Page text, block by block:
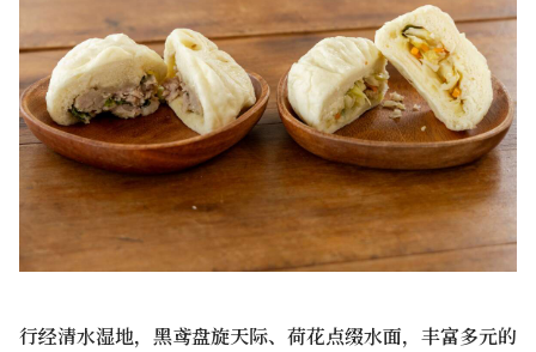
行经清水湿地，黑鸢盘旋天际、荷花点缀水面，丰富多元的